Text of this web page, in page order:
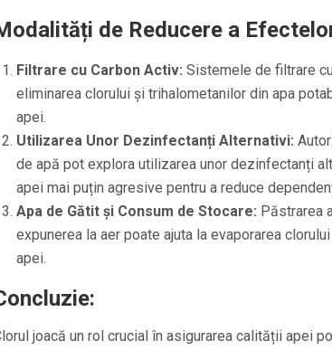
de Reducere a
Filtrare cu Carbon Activ: Sistemele de filtrare
eliminarea clorului și trihalometanilor din apa
apei.
Utilizarea Unor Dezinfectanți Alternativi:
de apă pot explora utilizarea unor dezinfectanți
apei mai puțin agresive pentru a reduce
Apa de Gătit și Consum de Stocare: Păstrarea
expunerea la aer poate ajuta la evaporarea
apei.
joacă un rol crucial în asigurarea calității apei